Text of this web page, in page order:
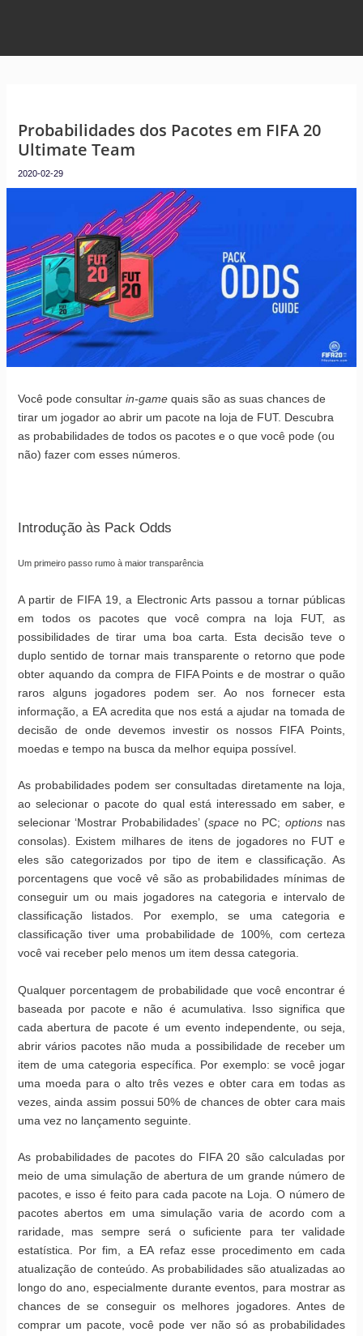
Probabilidades dos Pacotes em FIFA 20
Ultimate Team
2020-02-29
Você pode consultar in-gamequais são as suas chances de
tirar um jogador ao abrir um pacote na loja de FUT. Descubra
as probabilidades de todos os pacotes e o que você pode (ou
não) fazer com esses números.
Introdução às Pack Odds
Um primeiro passo rumo à maior transparência
A partir de FIFA 19, a Electronic Arts passou a tornar públicas
em todos os pacotes que você compra na loja FUT, as
possibilidades de tirar uma boa carta. Esta decisão teve o
duplo sentido de tornar mais transparente o retorno que pode
obter aquando da compra de FIFA Points e de mostrar o quão
raros alguns jogadores podem ser. Ao nos fornecer esta
informação, a EA acredita que nos está a ajudar na tomada de
decisão de onde devemos investir os nossos FIFA Points,
moedas e tempo na busca da melhor equipa possível.
As probabilidades podem ser consultadas diretamente na loja,
ao selecionar o pacote do qual está interessado em saber, e
selecionar ‘Mostrar Probabilidades’ (space no PC; optionsnas
consolas). Existem milhares de itens de jogadores no FUT e
eles são categorizados por tipo de item e classificação. As
porcentagens que você vê são as probabilidades mínimas de
conseguir um ou mais jogadores na categoria e intervalo de
classificação listados. Por exemplo, se uma categoria e
classificação tiver uma probabilidade de 100%, com certeza
você vai receber pelo menos um item dessa categoria.
Qualquer porcentagem de probabilidade que você encontrar é
baseada por pacote e não é acumulativa. Isso significa que
cada abertura de pacote é um evento independente, ou seja,
abrir vários pacotes não muda a possibilidade de receber um
item de uma categoria específica. Por exemplo: se você jogar
uma moeda para o alto três vezes e obter cara em todas as
vezes, ainda assim possui 50% de chances de obter cara mais
uma vez no lançamento seguinte.
As probabilidades de pacotes do FIFA 20 são calculadas por
meio de uma simulação de abertura de um grande número de
pacotes, e isso é feito para cada pacote na Loja. O número de
pacotes abertos em uma simulação varia de acordo com a
raridade, mas sempre será o suficiente para ter validade
estatística. Por fim, a EA refaz esse procedimento em cada
atualização de conteúdo. As probabilidades são atualizadas ao
longo do ano, especialmente durante eventos, para mostrar as
chances de se conseguir os melhores jogadores. Antes de
comprar um pacote, você pode ver não só as probabilidades